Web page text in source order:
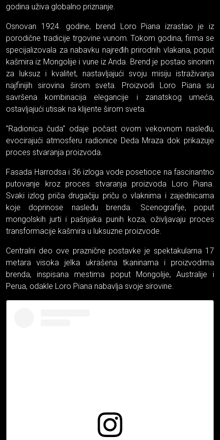
godina uživa globalno priznanje.
Osnovan 1924. godine, brend Loro Piana izrastao je iz
porodične tradicije trgovine vunom. Tokom godina, firma se
specijalizovala za nabavku najređih prirodnih vlakana, poput
kašmira iz Mongolije i vune iz Anda. Brend je postao sinonim
za luksuz i kvalitet, nastavljajući svoju misiju istraživanja
najfinijih sirovina širom sveta. Proizvodi Loro Piana su
savršena kombinacija elegancije i zanatskog umeća,
ostavljajući utisak na klijente širom sveta.
"Radionica čuda" odaje počast ovom vekovnom nasleđu,
evocirajući atmosferu radionice Deda Mraza dok prikazuje
proces stvaranja proizvoda.
Fasada Harrodsa i 36 izloga vode posetioce na fascinantno
putovanje kroz proces stvaranja proizvoda Loro Piana.
Svaki izlog priča drugačiju priču o vlaknima i zajednicama
koje doprinose nasleđu brenda. Scenografije, poput
mongolskih jurti i pašnjaka punih koza, oživljavaju proces
transformacije kašmira u luksuzne proizvode.
Centralni deo ove praznične postavke je spektakularna 17
metara visoka jelka ukrašena tkaninama i proizvodima
brenda, inspisana mestima poput Mongolije, Australije i
Perua, odakle Loro Piana nabavlja svoje sirovine.